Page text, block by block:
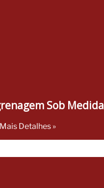
Sob Medida
Detalhes »